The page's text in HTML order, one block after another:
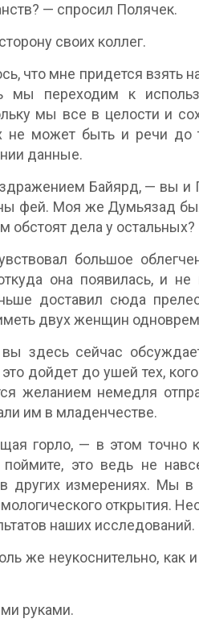
— спросил Полячек.
своих коллег.
что мне придется взять
мы переходим к
мы все в целости и
не может быть и речи
данные.
Байярд, — вы и
фей. Моя же Думьязад
обстоят дела у остальных?
большое
она появилась, и не
доставил сюда
двух женщин
здесь сейчас
дойдет до ушей тех,
желанием немедля
им в младенчестве.
горло, — в этом точно
это ведь не
других измерениях. Мы
открытия.
наших исследований.
же неукоснительно, как
руками.